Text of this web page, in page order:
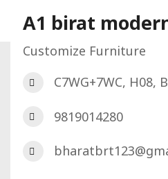
डिरेक्टरी A1 birat
A1 birat
Customize Furniture
C7WG+7WC, H08,
9819014280